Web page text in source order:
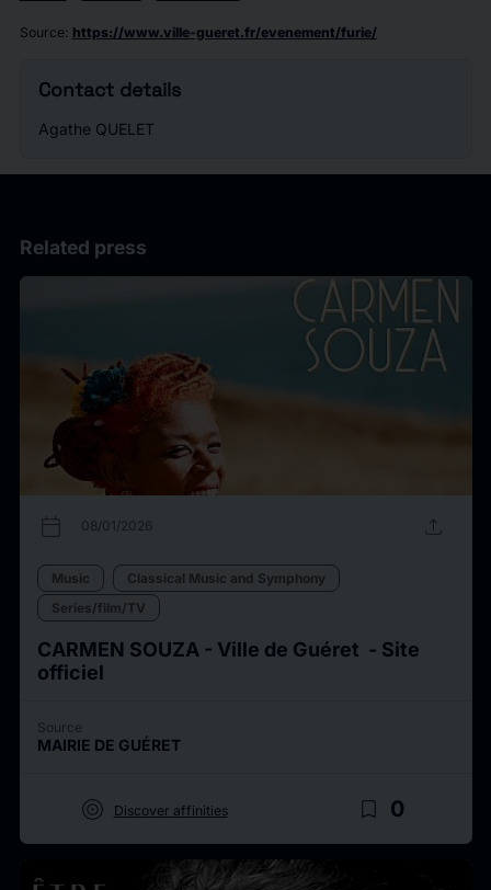
Source: https://www.ville-gueret.fr/evenement/furie/
Contact details
Agathe QUELET
Related press
calendar_today 08/01/2026 upload
Music
Classical Music and Symphony
Series/film/TV
CARMEN SOUZA - Ville de Guéret - Site
officiel
Source
MAIRIE DE GUÉRET
target Discover affinities bookmark_border 0